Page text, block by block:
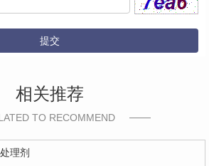
提交
相关推荐
TO RECOMMEND
理剂